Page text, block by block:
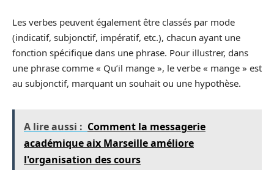
Les verbes peuvent également être classés par mode
(indicatif, subjonctif, impératif, etc.), chacun ayant une
fonction spécifique dans une phrase. Pour illustrer, dans
une phrase comme « Qu’il mange », le verbe « mange » est
au subjonctif, marquant un souhait ou une hypothèse.
A lire aussi : Comment la messagerie
académique aix Marseille améliore
l'organisation des cours